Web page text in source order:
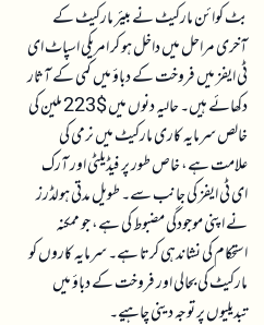
بٹ کوائن مارکیٹ نے بیئر مارکیٹ کے
آخری مراحل میں داخل ہو کر امریکی اسپاٹ ای
ٹی ایفز میں فروخت کے دباؤ میں کمی کے آثار
دکھائے ہیں۔ حالیہ دنوں میں $223 ملین کی
خالص سرمایہ کاری مارکیٹ میں نرمی کی
علامت ہے، خاص طور پر فیڈیلٹی اور آرک
ای ٹی ایفز کی جانب سے۔ طویل مدتی ہولڈرز
نے اپنی موجودگی مضبوط کی ہے، جو ممکنہ
استحکام کی نشاندہی کرتا ہے۔ سرمایہ کاروں کو
مارکیٹ کی بحالی اور فروخت کے دباؤ میں
تبدیلیوں پر توجہ دینی چاہیے۔